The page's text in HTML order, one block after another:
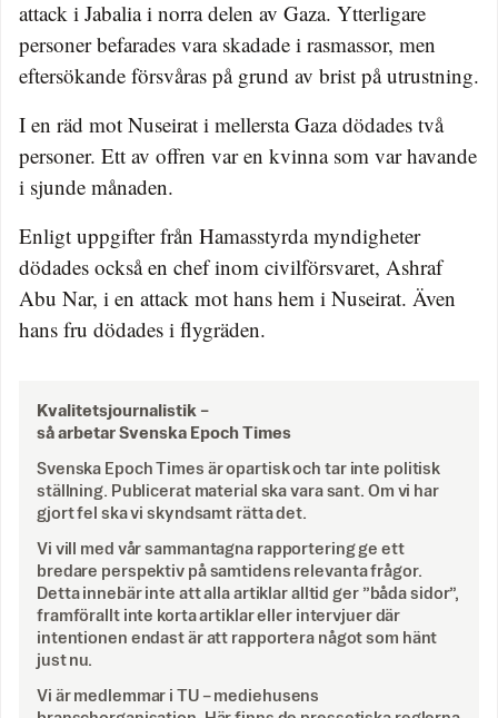
attack i Jabalia i norra delen av Gaza. Ytterligare
personer befarades vara skadade i rasmassor, men
eftersökande försvåras på grund av brist på utrustning.
I en räd mot Nuseirat i mellersta Gaza dödades två
personer. Ett av offren var en kvinna som var havande
i sjunde månaden.
Enligt uppgifter från Hamasstyrda myndigheter
dödades också en chef inom civilförsvaret, Ashraf
Abu Nar, i en attack mot hans hem i Nuseirat. Även
hans fru dödades i flygräden.
Kvalitetsjournalistik –
så arbetar Svenska Epoch Times
Svenska Epoch Times är opartisk och tar inte politisk
ställning. Publicerat material ska vara sant. Om vi har
gjort fel ska vi skyndsamt rätta det.
Vi vill med vår sammantagna rapportering ge ett
bredare perspektiv på samtidens relevanta frågor.
Detta innebär inte att alla artiklar alltid ger ”båda sidor”,
framförallt inte korta artiklar eller intervjuer där
intentionen endast är att rapportera något som hänt
just nu.
Vi är medlemmar i TU – mediehusens